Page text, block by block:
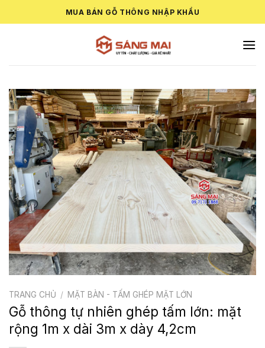
to
MUA BÁN GỖ THÔNG NHẬP KHẨU
TRANG CHỦ / MẶT BÀN - TẤM GHÉP MẶT LỚN
Gỗ thông tự nhiên ghép tấm lớn: mặt
rộng 1m x dài 3m x dày 4,2cm